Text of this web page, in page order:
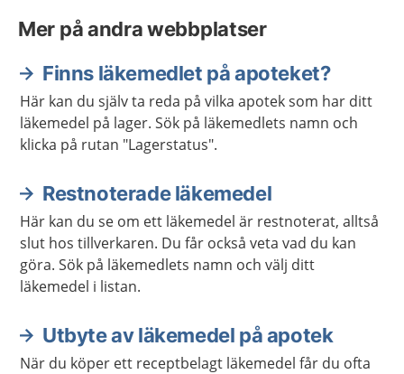
Mer på andra webbplatser
Finns läkemedlet på apoteket?
Här kan du själv ta reda på vilka apotek som har ditt
läkemedel på lager. Sök på läkemedlets namn och
klicka på rutan "Lagerstatus".
Restnoterade läkemedel
Här kan du se om ett läkemedel är restnoterat, alltså
slut hos tillverkaren. Du får också veta vad du kan
göra. Sök på läkemedlets namn och välj ditt
läkemedel i listan.
Utbyte av läkemedel på apotek
När du köper ett receptbelagt läkemedel får du ofta